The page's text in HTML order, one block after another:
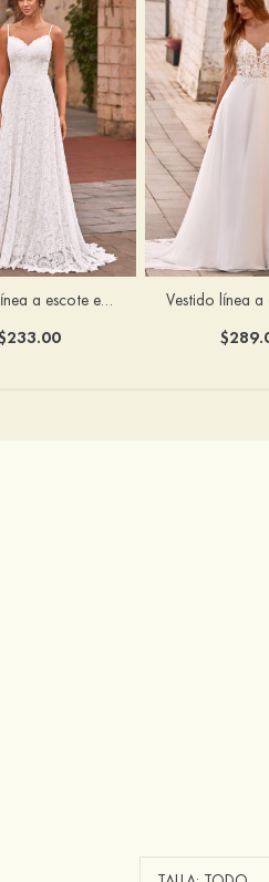
Vestido línea a escote en v encaje cola de barrido vestido de novia